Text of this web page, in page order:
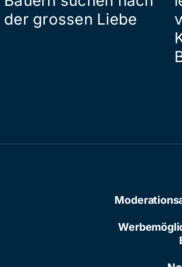
der grossen Liebe